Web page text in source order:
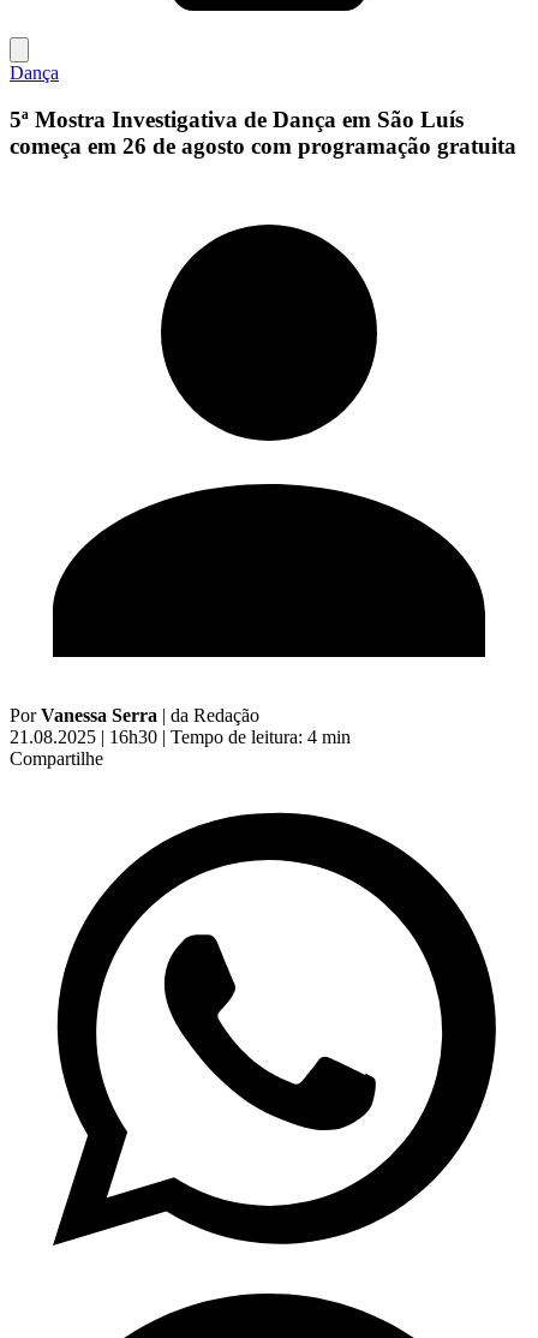
Dança
5ª Mostra Investigativa de Dança em São Luís
começa em 26 de agosto com programação gratuita
PorVanessa Serra | da Redação
21.08.2025 | 16h30 | Tempo de leitura: 4 min
Compartilhe